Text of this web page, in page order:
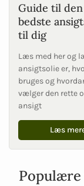
Guide til den
bedste
til dig
Læs med her og
ansigtsolie er,
bruges og
vælger den rette
ansigt
Læs
Populære